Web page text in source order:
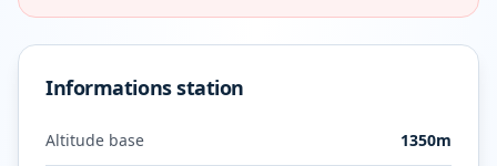
Informations station
Altitude base 1350m